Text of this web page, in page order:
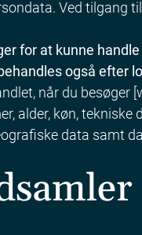
Ved
for at kunne
også efter
når du besøger
alder, køn,
data samt